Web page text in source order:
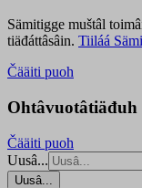
Sämitigge muštâl
tiäđáttâsâin. Tiiláá
Čääiti puoh
Ohtâvuotâtiäđuh
Čääiti puoh
Uusâ...
Uusâ...